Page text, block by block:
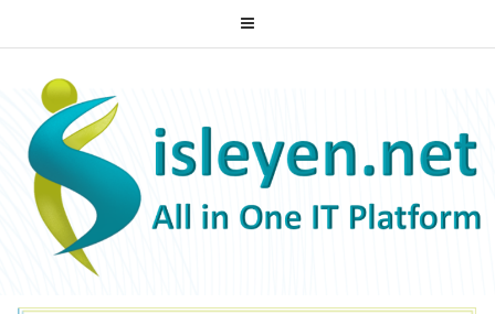
to
ISLEYEN.NET
All-in-One IT Platform